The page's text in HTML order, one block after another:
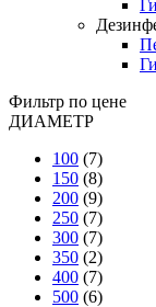
Фильтр по цене
ДИАМЕТР
100 (7)
150 (8)
200 (9)
250 (7)
300 (7)
350 (2)
400 (7)
500 (6)